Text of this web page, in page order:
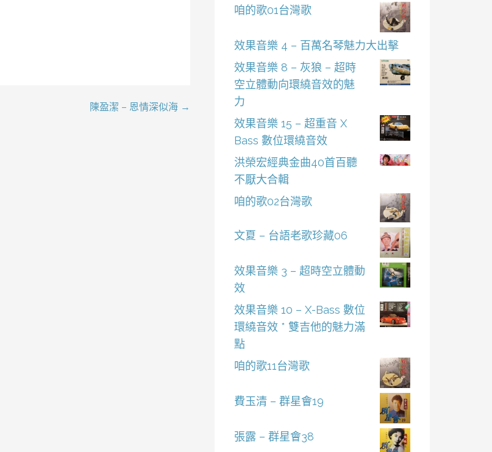
陳盈潔 – 恩情深似海 →
咱的歌01台灣歌
效果音樂 4 – 百萬名琴魅力大出擊
效果音樂 8 – 灰狼 – 超時
空立體動向環繞音效的魅
力
效果音樂 15 – 超重音 X
Bass 數位環繞音效
洪榮宏經典金曲40首百聽
不厭大合輯
咱的歌02台灣歌
文夏 – 台語老歌珍藏06
效果音樂 3 – 超時空立體動
效
效果音樂 10 – X-Bass 數位
環繞音效 * 雙吉他的魅力滿
點
咱的歌11台灣歌
費玉清 – 群星會19
張露 – 群星會38